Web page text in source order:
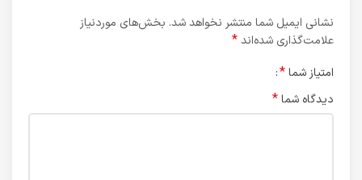
نشانی ایمیل شما منتشر نخواهد شد. بخش‌های موردنیاز
علامت‌گذاری شده‌اند*
امتیاز شما*
دیدگاه شما*